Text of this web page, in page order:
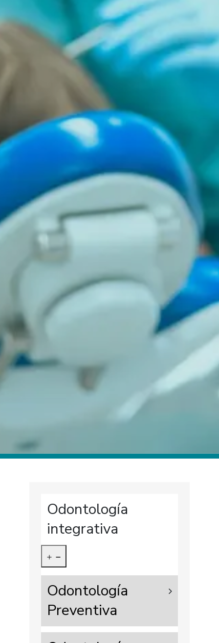
Odontología
integrativa
Odontología
Preventiva